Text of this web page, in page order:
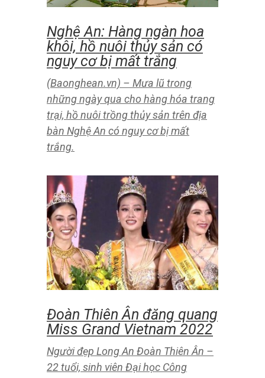
UBND tỉnh trả lời kiến ​​nghị
cử tri Nghi Lộc về Khu tân
đậu, hậu cần nghề cá và
khu nuôi trồng thủy sản tại
núi Rồng
(Baonghean.vn) – Cử tri xã Nghi
Thiết, huyện Nghi Lộc kiến ​​nghị đầu
tư xây dựng Khu tân đậu, hậu cần
nghề cá và khu nuôi trồng thủy sản
Nghệ An: Hàng ngàn hoa
khôi, hồ nuôi thủy sản có
nguy cơ bị mất trắng